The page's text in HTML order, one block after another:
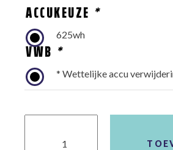
ACCUKEUZE *
625wh
VWB *
* Wettelijke accu